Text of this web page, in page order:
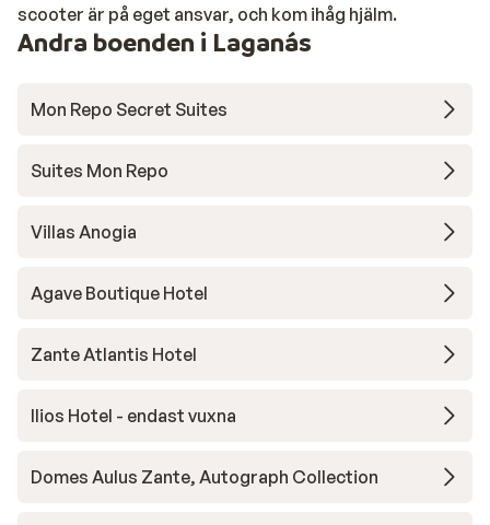
scooter är på eget ansvar, och kom ihåg hjälm.
Andra boenden i Laganás
Mon Repo Secret Suites
Suites Mon Repo
Villas Anogia
Agave Boutique Hotel
Zante Atlantis Hotel
Ilios Hotel - endast vuxna
Domes Aulus Zante, Autograph Collection